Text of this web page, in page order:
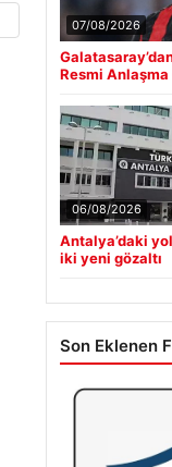
07/08/2026
Resmi Anlaşma
06/08/2026
Antalya’daki
iki yeni gözaltı
Son Eklenen